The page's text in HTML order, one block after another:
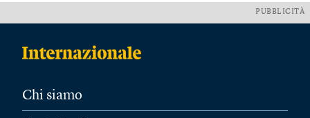
PUBBLICITÀ
Chi siamo